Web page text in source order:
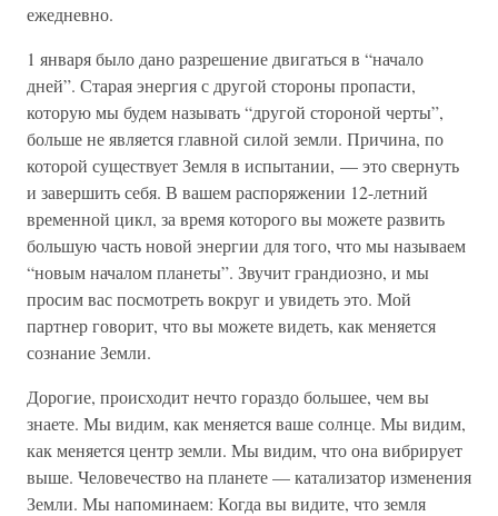
ежедневно.
1 января было дано разрешение двигаться в “начало
дней”. Старая энергия с другой стороны пропасти,
которую мы будем называть “другой стороной черты”,
больше не является главной силой земли. Причина, по
которой существует Земля в испытании, — это свернуть
и завершить себя. В вашем распоряжении 12-летний
временной цикл, за время которого вы можете развить
большую часть новой энергии для того, что мы называем
“новым началом планеты”. Звучит грандиозно, и мы
просим вас посмотреть вокруг и увидеть это. Мой
партнер говорит, что вы можете видеть, как меняется
сознание Земли.
Дорогие, происходит нечто гораздо большее, чем вы
знаете. Мы видим, как меняется ваше солнце. Мы видим,
как меняется центр земли. Мы видим, что она вибрирует
выше. Человечество на планете — катализатор изменения
Земли. Мы напоминаем: Когда вы видите, что земля